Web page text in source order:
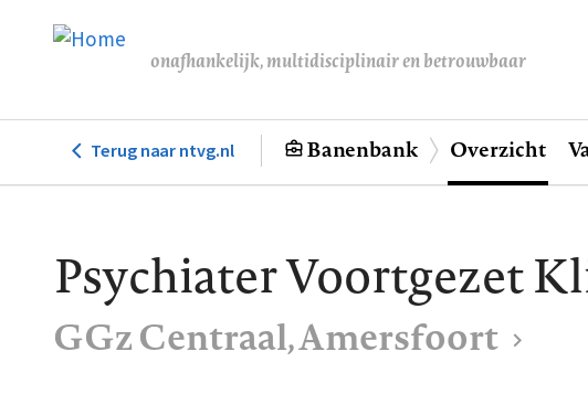
de
onafhankelijk, multidisciplinair en betrouwbaar
Hoofdnavigatie
Terug naar ntvg.nl Banenbank Overzicht
Psychiater Voortgezet
GGz Centraal, Amersfoort